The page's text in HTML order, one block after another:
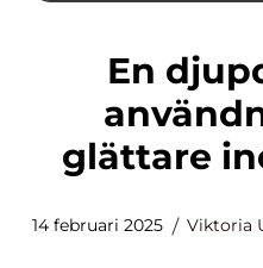
En djupdykning i
glättare
14 februari 2025 Viktoria